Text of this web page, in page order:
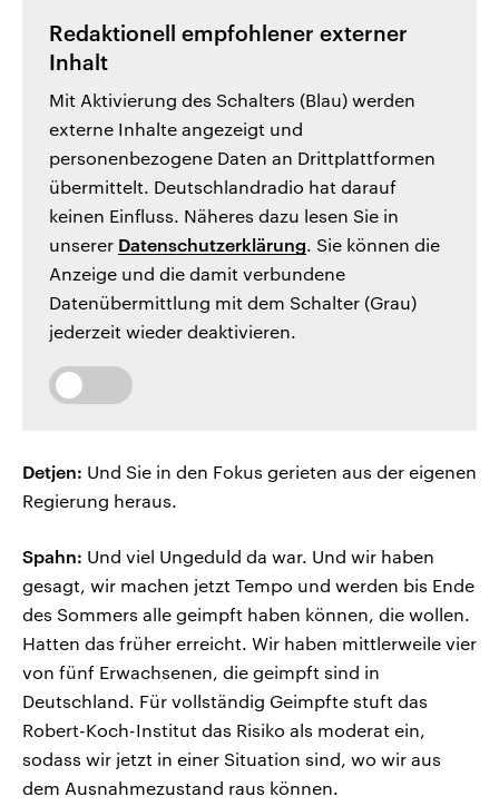
Redaktionell empfohlener externer
Inhalt
Mit Aktivierung des Schalters (Blau) werden
externe Inhalte angezeigt und
personenbezogene Daten an Drittplattformen
übermittelt. Deutschlandradio hat darauf
keinen Einfluss. Näheres dazu lesen Sie in
unserer Datenschutzerklärung. Sie können die
Anzeige und die damit verbundene
Datenübermittlung mit dem Schalter (Grau)
jederzeit wieder deaktivieren.
Detjen: Und Sie in den Fokus gerieten aus der eigenen
Regierung heraus.
Spahn: Und viel Ungeduld da war. Und wir haben
gesagt, wir machen jetzt Tempo und werden bis Ende
des Sommers alle geimpft haben können, die wollen.
Hatten das früher erreicht. Wir haben mittlerweile vier
von fünf Erwachsenen, die geimpft sind in
Deutschland. Für vollständig Geimpfte stuft das
Robert-Koch-Institut das Risiko als moderat ein,
sodass wir jetzt in einer Situation sind, wo wir aus
dem Ausnahmezustand raus können.